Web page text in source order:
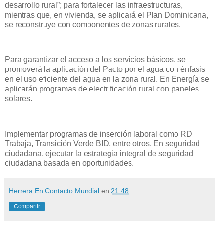
desarrollo rural”; para fortalecer las infraestructuras,
mientras que, en vivienda, se aplicará el Plan Dominicana,
se reconstruye con componentes de zonas rurales.
Para garantizar el acceso a los servicios básicos, se
promoverá la aplicación del Pacto por el agua con énfasis
en el uso eficiente del agua en la zona rural. En Energía se
aplicarán programas de electrificación rural con paneles
solares.
Implementar programas de inserción laboral como RD
Trabaja, Transición Verde BID, entre otros. En seguridad
ciudadana, ejecutar la estrategia integral de seguridad
ciudadana basada en oportunidades.
Herrera En Contacto Mundial en 21:48
Compartir